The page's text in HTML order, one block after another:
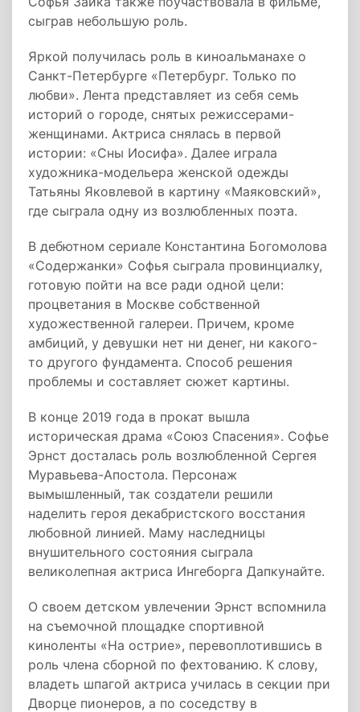
сыграв небольшую роль.
Яркой получилась роль в киноальманахе о
Санкт-Петербурге «Петербург. Только по
любви». Лента представляет из себя семь
историй о городе, снятых режиссерами-
женщинами. Актриса снялась в первой
истории: «Сны Иосифа». Далее играла
художника-модельера женской одежды
Татьяны Яковлевой в картину «Маяковский»,
где сыграла одну из возлюбленных поэта.
В дебютном сериале Константина Богомолова
«Содержанки» Софья сыграла провинциалку,
готовую пойти на все ради одной цели:
процветания в Москве собственной
художественной галереи. Причем, кроме
амбиций, у девушки нет ни денег, ни какого-
то другого фундамента. Способ решения
проблемы и составляет сюжет картины.
В конце 2019 года в прокат вышла
историческая драма «Союз Спасения». Софье
Эрнст досталась роль возлюбленной Сергея
Муравьева-Апостола. Персонаж
вымышленный, так создатели решили
наделить героя декабристского восстания
любовной линией. Маму наследницы
внушительного состояния сыграла
великолепная актриса Ингеборга Дапкунайте.
О своем детском увлечении Эрнст вспомнила
на съемочной площадке спортивной
киноленты «На острие», перевоплотившись в
роль члена сборной по фехтованию. К слову,
владеть шпагой актриса училась в секции при
Дворце пионеров, а по соседству в